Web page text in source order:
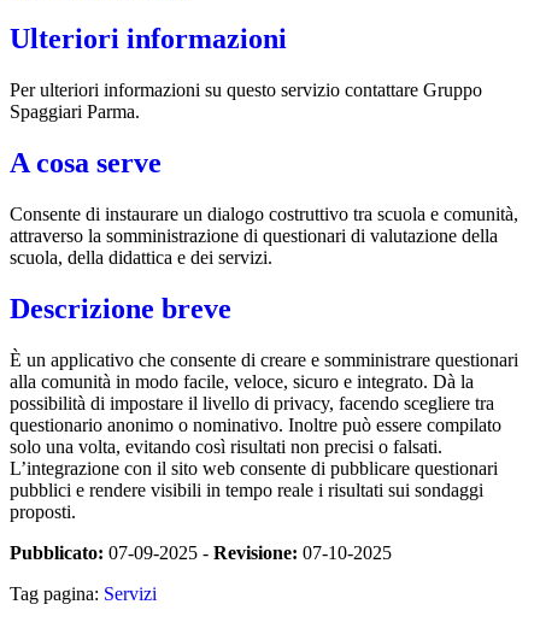
Ulteriori informazioni
Per ulteriori informazioni su questo servizio contattare Gruppo
Spaggiari Parma.
A cosa serve
Consente di instaurare un dialogo costruttivo tra scuola e comunità,
attraverso la somministrazione di questionari di valutazione della
scuola, della didattica e dei servizi.
Descrizione breve
È un applicativo che consente di creare e somministrare questionari
alla comunità in modo facile, veloce, sicuro e integrato. Dà la
possibilità di impostare il livello di privacy, facendo scegliere tra
questionario anonimo o nominativo. Inoltre può essere compilato
solo una volta, evitando così risultati non precisi o falsati.
L’integrazione con il sito web consente di pubblicare questionari
pubblici e rendere visibili in tempo reale i risultati sui sondaggi
proposti.
Pubblicato: 07-09-2025 - Revisione: 07-10-2025
Tag pagina: Servizi